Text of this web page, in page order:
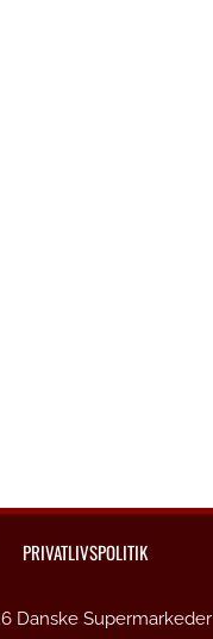
PRIVATLIVSPOLITIK
Danske Supermarkeder